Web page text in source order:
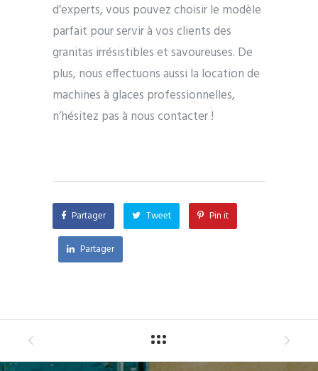
d’experts, vous pouvez choisir le modèle
parfait pour servir à vos clients des
granitas irrésistibles et savoureuses. De
plus, nous effectuons aussi la location de
machines à glaces professionnelles,
n’hésitez pas à nous contacter !
Partager Tweet Pin it
Partager